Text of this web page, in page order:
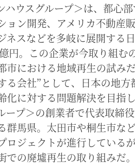
ハウスグループ＞は、都心
ョン開発、アメリカ不動産
ネスなどを多岐に展開する
円。この企業が今取り組む
市における地域再生の試み
る会社”として、日本の地
化に対する問題解決を目指
ープ＞の創業者で代表取締
群馬県。太田市や桐生市な
ロジェクトが進行している
での廃墟再生の取り組みだ。